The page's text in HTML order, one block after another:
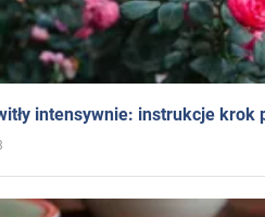
intensywnie: instrukcje krok